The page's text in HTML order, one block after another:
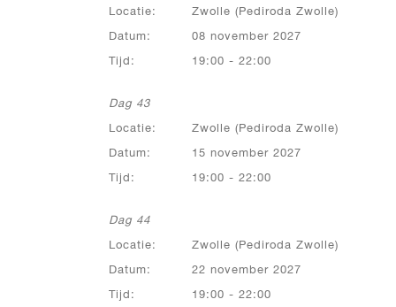
Locatie: Zwolle (Pediroda Zwolle)
Datum: 08 november 2027
Tijd: 19:00 - 22:00
Dag 43
Locatie: Zwolle (Pediroda Zwolle)
Datum: 15 november 2027
Tijd: 19:00 - 22:00
Dag 44
Locatie: Zwolle (Pediroda Zwolle)
Datum: 22 november 2027
Tijd: 19:00 - 22:00